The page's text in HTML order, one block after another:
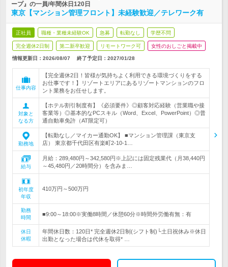
ープ』の一員/年間休日120日
東京【マンション管理フロント】未経験歓迎／テレワーク有
正社員 職種・業種未経験OK 急募 転勤なし 学歴不問
完全週休2日制 第二新卒歓迎 リモートワーク可 女性のおしごと掲載中
情報更新日：2026/08/07 終了予定日： 2027/01/28
仕事内容
【完全週休2日！皆様が気持ちよく利用できる環境づくりをする
お仕事です！】リゾートエリアにあるリゾートマンションのフロ
ント業務をお任せします。
対象と
なる方
【ホテル割引制度有】《必須要件》◎顧客対応経験（営業職や接
客業等）◎基本的なPCスキル（Word、Excel、PowerPoint）◎普
通自動車免許（AT限定可）
勤務地
【転勤なし／マイカー通勤OK】 ■マンション管理課（東京支
店） 東京都千代田区有楽町2-10-1…
給与
月給：289,480円～342,580円※上記には固定残業代（月38,440円
～45,480円／20時間分）を含みま…
初年度
年収
410万円～500万円
勤務
時間
■9:00～18:00※実働8時間／休憩60分※時間外労働有無：有
休日
休暇
年間休日数：120日* 完全週休2日制(シフト制)└土日祝休み※休日
出勤となった場合は代休を取得* …